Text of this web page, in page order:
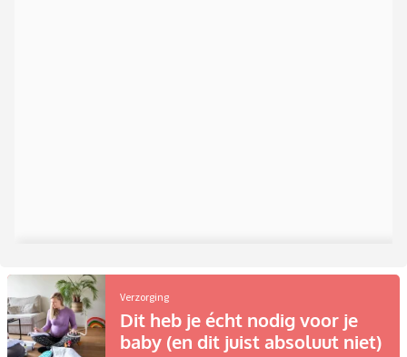
Verzorging
Dit heb je écht nodig voor je
baby (en dit juist absoluut niet)